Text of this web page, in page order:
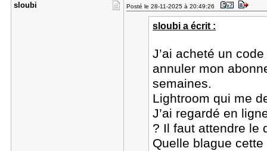
sloubi Posté le 28-11-2025 à 20:49:26
sloubi a écrit :
J’ai acheté un
annuler mon
semaines.
Lightroom qui me
J’ai regardé en
? Il faut attendre le
Quelle blague